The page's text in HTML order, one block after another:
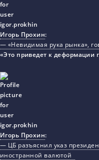
Игорь Прохин:
— «Невидимая рука рынка»,
«Это приведет к деформации
Игорь Прохин:
— ЦБ разъяснил указ
иностранной валютой